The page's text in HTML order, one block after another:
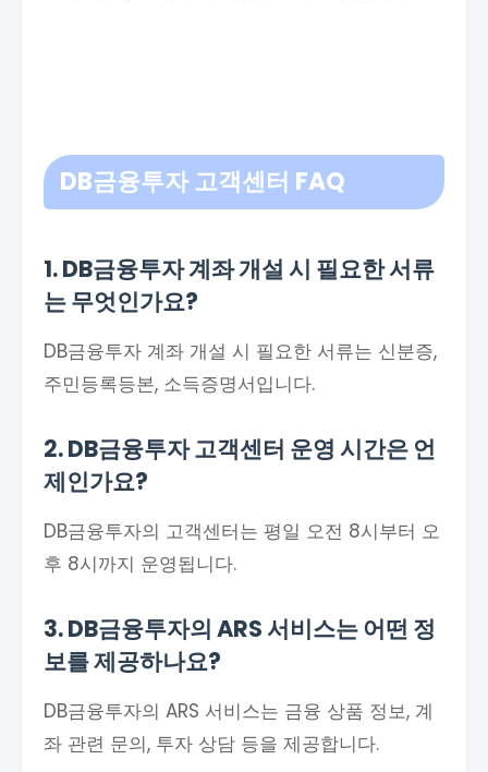
DB금융투자 고객센터 FAQ
1. DB금융투자 계좌 개설 시 필요한 서류
는 무엇인가요?
DB금융투자 계좌 개설 시 필요한 서류는 신분증,
주민등록등본, 소득증명서입니다.
2. DB금융투자 고객센터 운영 시간은 언
제인가요?
DB금융투자의 고객센터는 평일 오전 8시부터 오
후 8시까지 운영됩니다.
3. DB금융투자의 ARS 서비스는 어떤 정
보를 제공하나요?
DB금융투자의 ARS 서비스는 금융 상품 정보, 계
좌 관련 문의, 투자 상담 등을 제공합니다.